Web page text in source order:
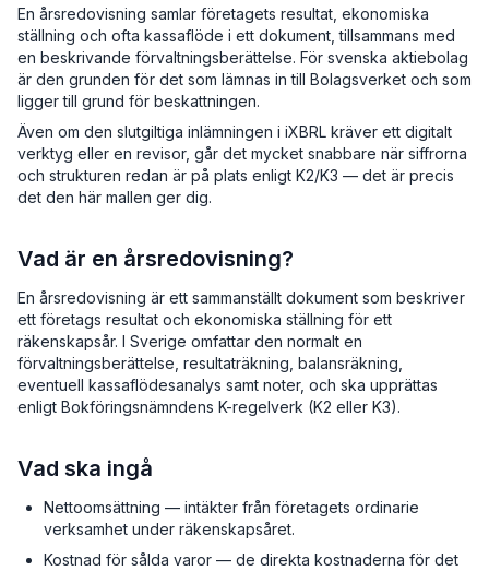
En årsredovisning samlar företagets resultat, ekonomiska
ställning och ofta kassaflöde i ett dokument, tillsammans med
en beskrivande förvaltningsberättelse. För svenska aktiebolag
är den grunden för det som lämnas in till Bolagsverket och som
ligger till grund för beskattningen.
Även om den slutgiltiga inlämningen i iXBRL kräver ett digitalt
verktyg eller en revisor, går det mycket snabbare när siffrorna
och strukturen redan är på plats enligt K2/K3 — det är precis
det den här mallen ger dig.
Vad är en årsredovisning?
En årsredovisning är ett sammanställt dokument som beskriver
ett företags resultat och ekonomiska ställning för ett
räkenskapsår. I Sverige omfattar den normalt en
förvaltningsberättelse, resultaträkning, balansräkning,
eventuell kassaflödesanalys samt noter, och ska upprättas
enligt Bokföringsnämndens K-regelverk (K2 eller K3).
Vad ska ingå
Nettoomsättning — intäkter från företagets ordinarie
verksamhet under räkenskapsåret.
Kostnad för sålda varor — de direkta kostnaderna för det